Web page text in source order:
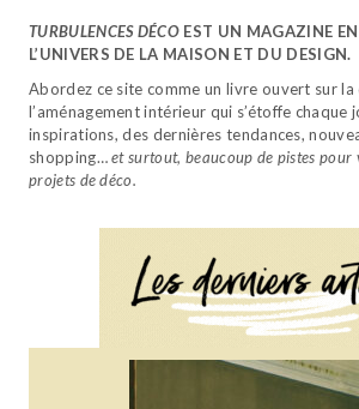
TURBULENCES DÉCO EST UN MAGAZINE
L’UNIVERS DE LA MAISON ET DU DESIGN.
Abordez ce site comme un livre ouvert sur
l’aménagement intérieur qui s’étoffe chaque
inspirations, des dernières tendances,
shopping…et surtout, beaucoup de pistes pour
projets de déco.